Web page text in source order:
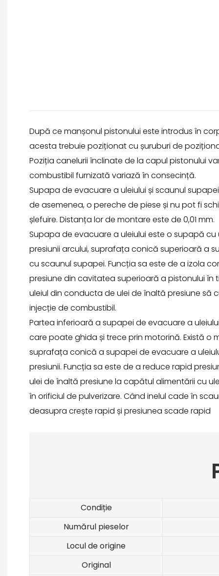
După ce manșonul pistonului este introdus în
acesta trebuie poziționat cu șuruburi de
Poziția canelurii înclinate de la capul pistonului
combustibil furnizată variază în consecință.
Supapa de evacuare a uleiului și scaunul
de asemenea, o pereche de piese și nu pot fi
șlefuire. Distanța lor de montare este de 0,01 mm.
Supapa de evacuare a uleiului este o supapă cu
presiunii arcului, suprafața conică superioară a
cu scaunul supapei. Funcția sa este de a izola
presiune din cavitatea superioară a pistonului în
uleiul din conducta de ulei de înaltă presiune să
injecție de combustibil.
Partea inferioară a supapei de evacuare a
care poate ghida și trece prin motorină. Există o
suprafața conică a supapei de evacuare a
presiunii. Funcția sa este de a reduce rapid
ulei de înaltă presiune la capătul alimentării cu
în orificiul de pulverizare. Când inelul cade în
deasupra crește rapid și presiunea scade rapid
Condiție
Numărul pieselor
Locul de origine
Original